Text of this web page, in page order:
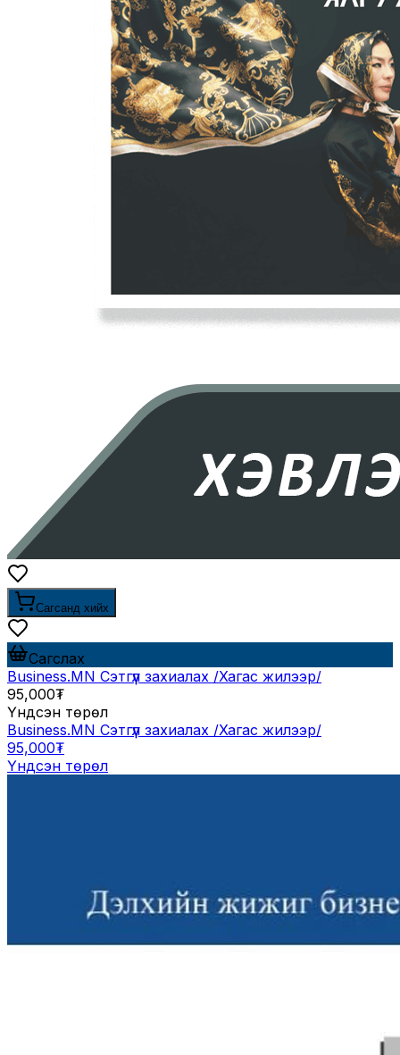
Сагсанд хийх
Сагслах
Business.MN Сэтгүүл захиалах /Хагас жилээр/
95,000₮
Үндсэн төрөл
Business.MN Сэтгүүл захиалах /Хагас жилээр/
95,000₮
Үндсэн төрөл